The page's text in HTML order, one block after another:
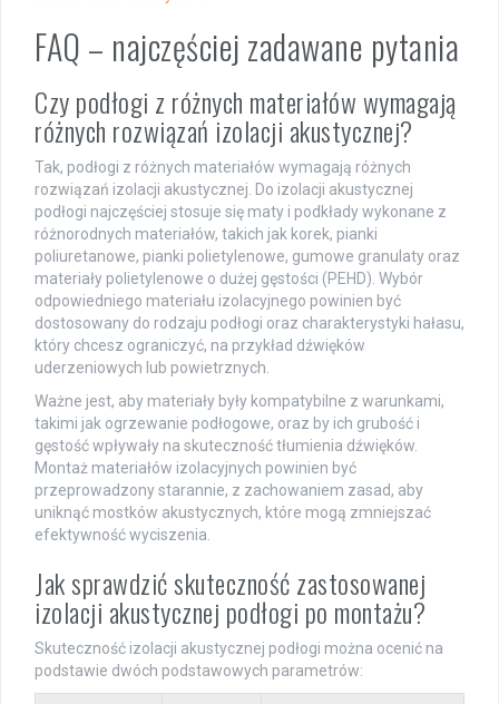
FAQ – najczęściej zadawane pytania
Czy podłogi z różnych materiałów wymagają
różnych rozwiązań izolacji akustycznej?
Tak, podłogi z różnych materiałów wymagają różnych
rozwiązań izolacji akustycznej. Do izolacji akustycznej
podłogi najczęściej stosuje się maty i podkłady wykonane z
różnorodnych materiałów, takich jak korek, pianki
poliuretanowe, pianki polietylenowe, gumowe granulaty oraz
materiały polietylenowe o dużej gęstości (PEHD). Wybór
odpowiedniego materiału izolacyjnego powinien być
dostosowany do rodzaju podłogi oraz charakterystyki hałasu,
który chcesz ograniczyć, na przykład dźwięków
uderzeniowych lub powietrznych.
Ważne jest, aby materiały były kompatybilne z warunkami,
takimi jak ogrzewanie podłogowe, oraz by ich grubość i
gęstość wpływały na skuteczność tłumienia dźwięków.
Montaż materiałów izolacyjnych powinien być
przeprowadzony starannie, z zachowaniem zasad, aby
uniknąć mostków akustycznych, które mogą zmniejszać
efektywność wyciszenia.
Jak sprawdzić skuteczność zastosowanej
izolacji akustycznej podłogi po montażu?
Skuteczność izolacji akustycznej podłogi można ocenić na
podstawie dwóch podstawowych parametrów: